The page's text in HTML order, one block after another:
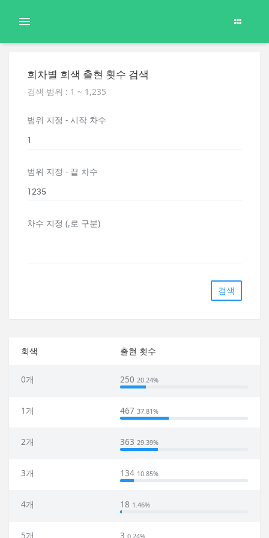
회차별 회색 출현 횟수 검색
검색 범위 : 1 ~ 1,235
범위 지정 - 시작 차수
범위 지정 - 끝 차수
차수 지정 (,로 구분)
검색
회색 출현 횟수
0개 25020.24%
1개 46737.81%
2개 36329.39%
3개 134 10.85%
4개 18 1.46%
5개 30.24%